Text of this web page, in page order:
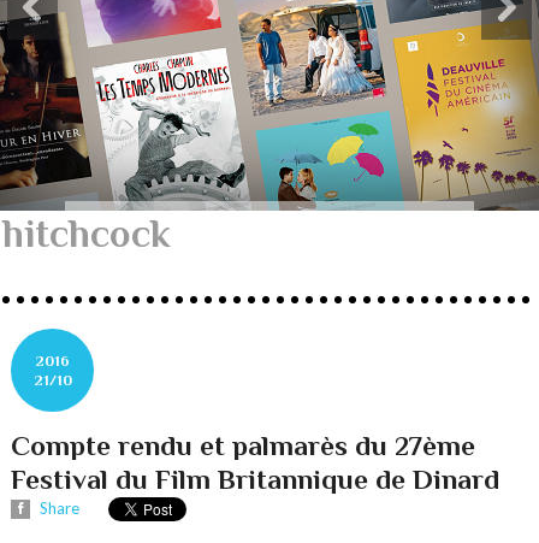
hitchcock
2016
21/10
Compte rendu et palmarès du 27ème
Festival du Film Britannique de Dinard
Share